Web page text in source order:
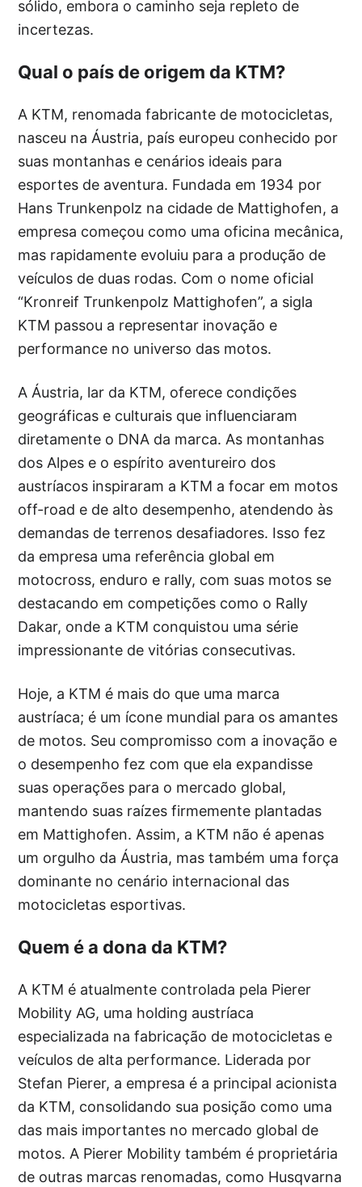
sólido, embora o caminho seja repleto de
incertezas.
Qual o país de origem da KTM?
A KTM, renomada fabricante de motocicletas,
nasceu na Áustria, país europeu conhecido por
suas montanhas e cenários ideais para
esportes de aventura. Fundada em 1934 por
Hans Trunkenpolz na cidade de Mattighofen, a
empresa começou como uma oficina mecânica,
mas rapidamente evoluiu para a produção de
veículos de duas rodas. Com o nome oficial
“Kronreif Trunkenpolz Mattighofen”, a sigla
KTM passou a representar inovação e
performance no universo das motos.
A Áustria, lar da KTM, oferece condições
geográficas e culturais que influenciaram
diretamente o DNA da marca. As montanhas
dos Alpes e o espírito aventureiro dos
austríacos inspiraram a KTM a focar em motos
off-road e de alto desempenho, atendendo às
demandas de terrenos desafiadores. Isso fez
da empresa uma referência global em
motocross, enduro e rally, com suas motos se
destacando em competições como o Rally
Dakar, onde a KTM conquistou uma série
impressionante de vitórias consecutivas.
Hoje, a KTM é mais do que uma marca
austríaca; é um ícone mundial para os amantes
de motos. Seu compromisso com a inovação e
o desempenho fez com que ela expandisse
suas operações para o mercado global,
mantendo suas raízes firmemente plantadas
em Mattighofen. Assim, a KTM não é apenas
um orgulho da Áustria, mas também uma força
dominante no cenário internacional das
motocicletas esportivas.
Quem é a dona da KTM?
A KTM é atualmente controlada pela Pierer
Mobility AG, uma holding austríaca
especializada na fabricação de motocicletas e
veículos de alta performance. Liderada por
Stefan Pierer, a empresa é a principal acionista
da KTM, consolidando sua posição como uma
das mais importantes no mercado global de
motos. A Pierer Mobility também é proprietária
de outras marcas renomadas, como Husqvarna